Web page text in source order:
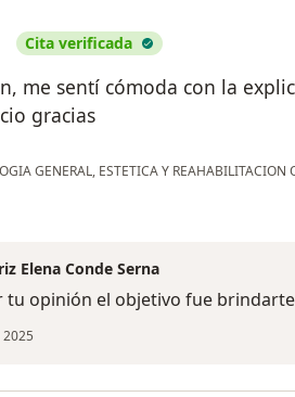
Cita verificada
me sentí cómoda con la
gracias
GENERAL, ESTETICA Y REAHABILITACION
laguna
Elena Conde Serna
tu opinión el objetivo fue